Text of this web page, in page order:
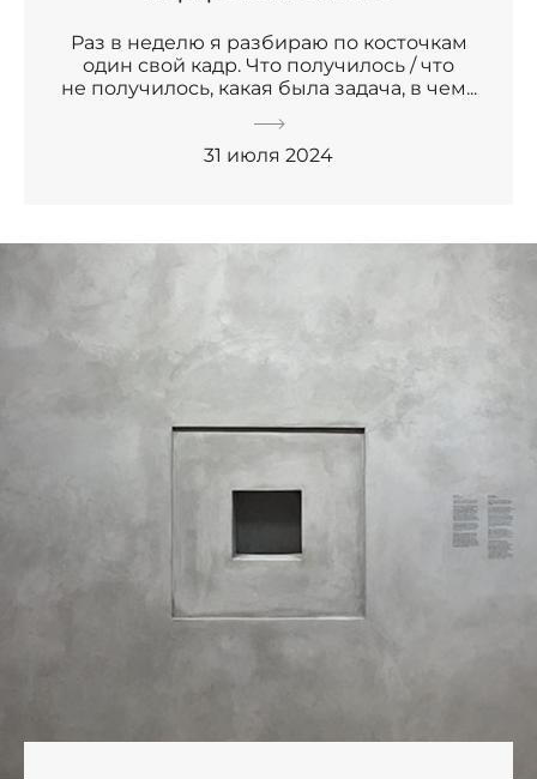
Раз в неделю я разбираю по косточкам
один свой кадр. Что получилось / что
не получилось, какая была задача, в чем...
31 июля 2024